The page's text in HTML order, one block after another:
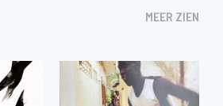
MEER ZIEN